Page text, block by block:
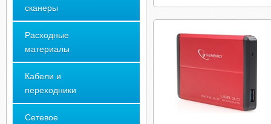
сканеры
Расходные
материалы
Кабели и
переходники
Сетевое